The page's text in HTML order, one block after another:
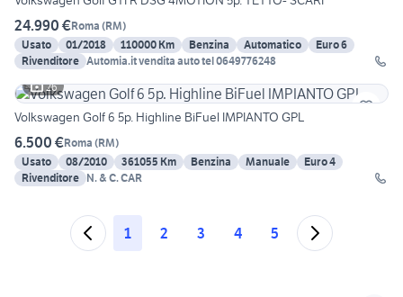
24.990 €Roma (RM)
Usato
01/2018 110000 Km Benzina Automatico
Euro 6
Rivenditore Automia.it vendita auto tel 0649776248
26
Volkswagen Golf 6 5p. Highline BiFuel IMPIANTO GPL
6.500 €Roma (RM)
Usato
08/2010 361055 Km Benzina Manuale
Euro 4
Rivenditore N. & C. CAR
1 2 3 4 5